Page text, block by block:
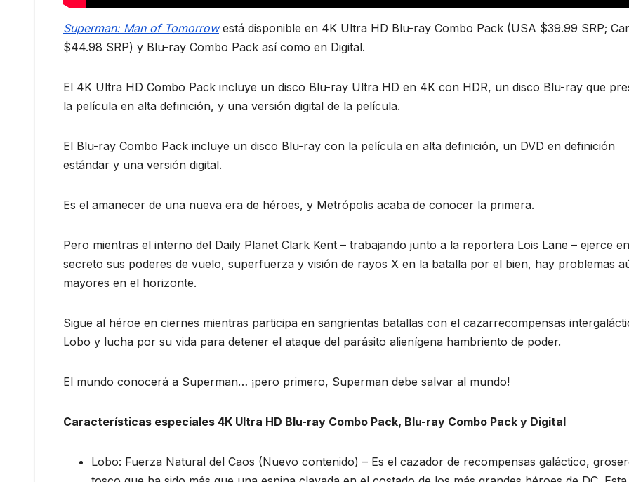
Superman: Man of Tomorrowestá disponible en 4K Ultra HD Blu-ray Combo Pack (USA $39.99 SRP;
$44.98 SRP) y Blu-ray Combo Pack así como en Digital.
El 4K Ultra HD Combo Pack incluye un disco Blu-ray Ultra HD en 4K con HDR, un disco Blu-ray que
la película en alta definición, y una versión digital de la película.
El Blu-ray Combo Pack incluye un disco Blu-ray con la película en alta definición, un DVD en definición
estándar y una versión digital.
Es el amanecer de una nueva era de héroes, y Metrópolis acaba de conocer la primera.
Pero mientras el interno del Daily Planet Clark Kent – trabajando junto a la reportera Lois Lane – ejerce en
secreto sus poderes de vuelo, superfuerza y visión de rayos X en la batalla por el bien, hay problemas
mayores en el horizonte.
Sigue al héroe en ciernes mientras participa en sangrientas batallas con el cazarrecompensas
Lobo y lucha por su vida para detener el ataque del parásito alienígena hambriento de poder.
El mundo conocerá a Superman… ¡pero primero, Superman debe salvar al mundo!
Características especiales 4K Ultra HD Blu-ray Combo Pack, Blu-ray Combo Pack y Digital
Lobo: Fuerza Natural del Caos (Nuevo contenido) – Es el cazador de recompensas galáctico,